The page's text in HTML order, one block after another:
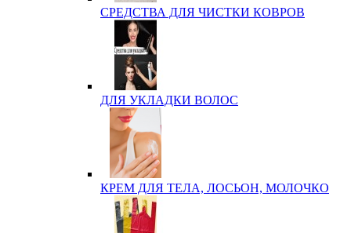
СРЕДСТВА ДЛЯ ЧИСТКИ КОВРОВ
ДЛЯ УКЛАДКИ ВОЛОС
КРЕМ ДЛЯ ТЕЛА, ЛОСЬОН, МОЛОЧКО